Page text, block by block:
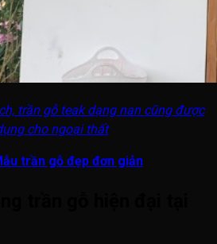
trần gỗ teak dạng nan cũng được
cho ngoại thất
trần gỗ đẹp đơn giản